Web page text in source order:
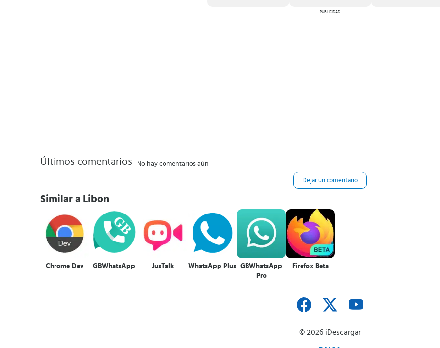
PUBLICIDAD
Últimos comentarios No hay comentarios aún
Dejar un comentario
Similar a Libon
Chrome Dev GBWhatsApp JusTalk WhatsApp Plus GBWhatsApp
Pro
Firefox Beta
© 2026 iDescargar